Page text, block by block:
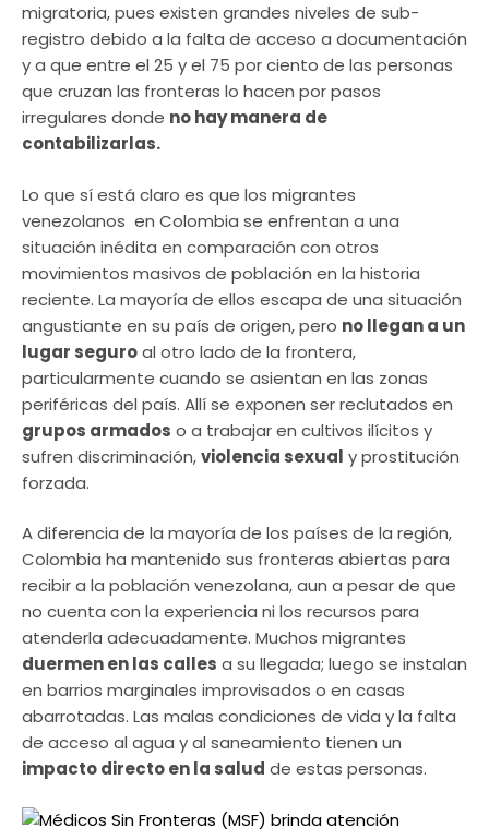
migratoria, pues existen grandes niveles de sub-
registro debido a la falta de acceso a documentación
y a que entre el 25 y el 75 por ciento de las personas
que cruzan las fronteras lo hacen por pasos
irregulares donde no hay manera de
contabilizarlas.
Lo que sí está claro es que los migrantes
venezolanos en Colombia se enfrentan a una
situación inédita en comparación con otros
movimientos masivos de población en la historia
reciente. La mayoría de ellos escapa de una situación
angustiante en su país de origen, pero no llegan a un
lugar seguroal otro lado de la frontera,
particularmente cuando se asientan en las zonas
periféricas del país. Allí se exponen ser reclutados en
grupos armados o a trabajar en cultivos ilícitos y
sufren discriminación,violencia sexual y prostitución
forzada.
A diferencia de la mayoría de los países de la región,
Colombia ha mantenido sus fronteras abiertas para
recibir a la población venezolana, aun a pesar de que
no cuenta con la experiencia ni los recursos para
atenderla adecuadamente. Muchos migrantes
duermen en las calles a su llegada; luego se instalan
en barrios marginales improvisados ​​o en casas
abarrotadas. Las malas condiciones de vida y la falta
de acceso al agua y al saneamiento tienen un
impacto directo en la salud de estas personas.